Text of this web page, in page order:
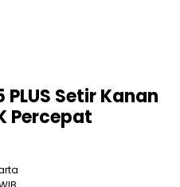
Setir Kanan
Percepat